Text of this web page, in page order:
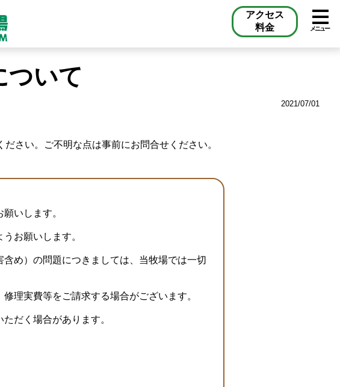
アクセス
料金
メニュー
ついて
2021/07/01
さい。ご不明な点は事前にお問合せください。
いします。
お願いします。
め）の問題につきましては、当牧場では一切
理実費等をご請求する場合がございます。
だく場合があります。